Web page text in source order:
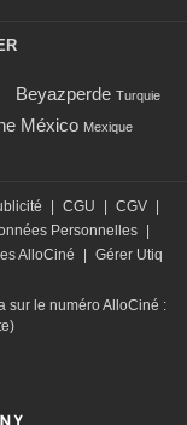
Beyazperde Turquie
México Mexique
CGU CGV
Personnelles
AlloCiné
Gérer Utiq
sur le numéro AlloCiné :